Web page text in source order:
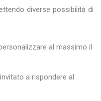
diverse possibilità di
al massimo il
a rispondere al